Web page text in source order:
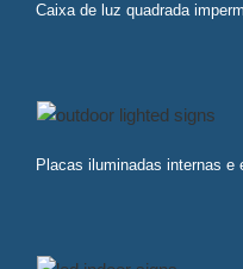
Caixa de luz quadrada
Placas iluminadas internas e